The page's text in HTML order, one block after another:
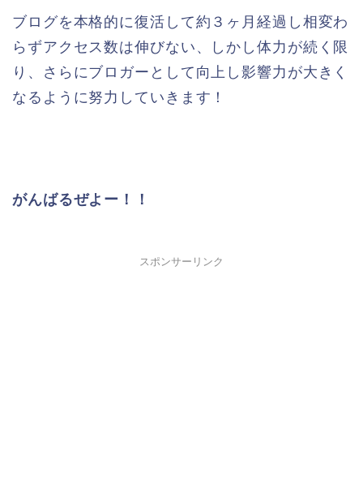
ブログを本格的に復活して約３ヶ月経過し相変わ
らずアクセス数は伸びない、しかし体力が続く限
り、さらにブロガーとして向上し影響力が大きく
なるように努力していきます！
がんばるぜよー！！
スポンサーリンク